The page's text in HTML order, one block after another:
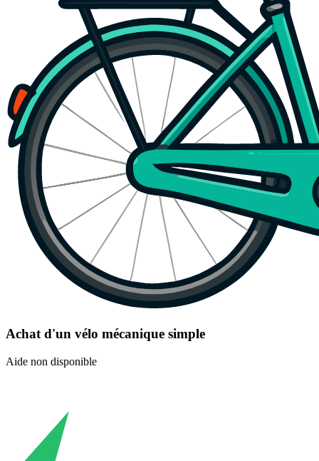
Achat d'un vélo mécanique simple
Aide non disponible